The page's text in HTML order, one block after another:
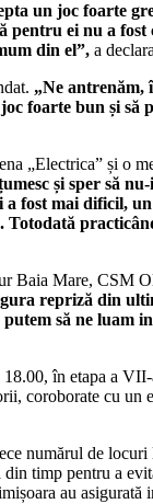
un joc foarte
ei nu a
din el”, a
„Ne antrenăm,
foarte bun și să
„Electrica” și o
și sper să
mai dificil,
Baia Mare,
repriză din
să ne
în etapa a
cu
numărul de
timp pentru a
au